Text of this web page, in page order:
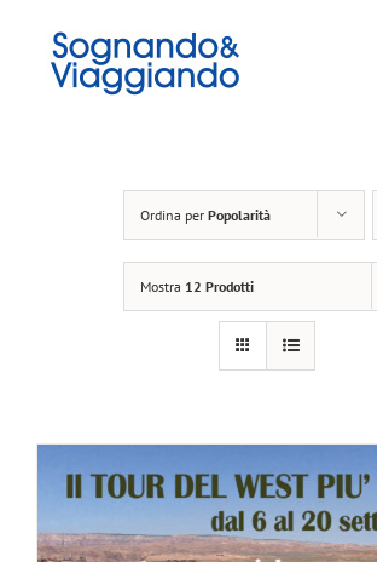
contenuto
Ordina per Popolarità
Mostra 12 Prodotti